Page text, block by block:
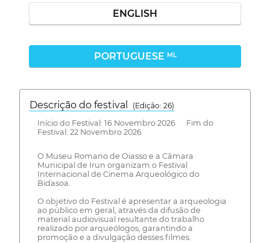
ENGLISH
PORTUGUESE ML
Descrição do festival
(Edição: 26)
Início do Festival: 16 Novembro 2026 Fim do
Festival: 22 Novembro 2026
O Museu Romano de Oiasso e a Câmara
Municipal de Irun organizam o Festival
Internacional de Cinema Arqueológico do
Bidasoa.
O objetivo do Festival é apresentar a arqueologia
ao público em geral, através da difusão de
material audiovisual resultante do trabalho
realizado por arqueólogos, garantindo a
promoção e a divulgação desses filmes.